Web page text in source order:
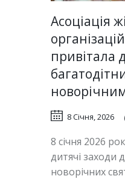
Асоціація
привітала
8 Січня, 2026
8 січня 2026
дитячі заходи
новорічних